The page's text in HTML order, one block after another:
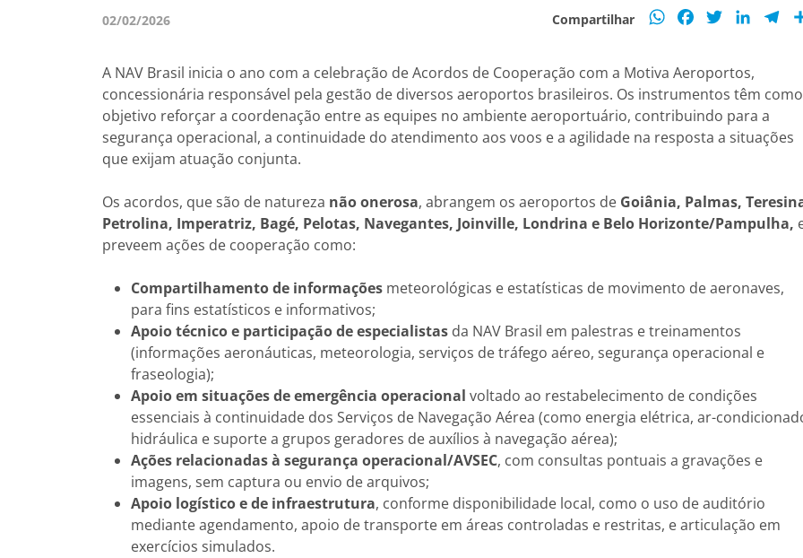
02/02/2026 Compartilhar WhatsApp
FacebookTwitter
A NAV Brasil inicia o ano com a celebração de Acordos de Cooperação com a Motiva Aeroportos,
concessionária responsável pela gestão de diversos aeroportos brasileiros. Os instrumentos têm como
objetivo reforçar a coordenação entre as equipes no ambiente aeroportuário, contribuindo para a
segurança operacional, a continuidade do atendimento aos voos e a agilidade na resposta a situações
que exijam atuação conjunta.
Os acordos, que são de natureza não onerosa, abrangem os aeroportos de Goiânia, Palmas,
Petrolina, Imperatriz, Bagé, Pelotas, Navegantes, Joinville, Londrina e Belo Horizonte/Pampulha,
preveem ações de cooperação como:
Compartilhamento de informações meteorológicas e estatísticas de movimento de aeronaves,
para fins estatísticos e informativos;
Apoio técnico e participação de especialistas da NAV Brasil em palestras e treinamentos
(informações aeronáuticas, meteorologia, serviços de tráfego aéreo, segurança operacional e
fraseologia);
Apoio em situações de emergência operacional voltado ao restabelecimento de condições
essenciais à continuidade dos Serviços de Navegação Aérea (como energia elétrica, ar-
hidráulica e suporte a grupos geradores de auxílios à navegação aérea);
Ações relacionadas à segurança operacional/AVSEC, com consultas pontuais a gravações e
imagens, sem captura ou envio de arquivos;
Apoio logístico e de infraestrutura, conforme disponibilidade local, como o uso de auditório
mediante agendamento, apoio de transporte em áreas controladas e restritas, e articulação em
exercícios simulados.